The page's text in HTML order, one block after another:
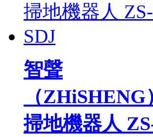
智聲
（ZHiSHENG
掃地機器人